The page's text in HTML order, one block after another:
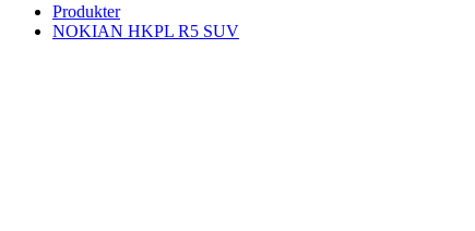
Produkter
NOKIAN HKPL R5 SUV